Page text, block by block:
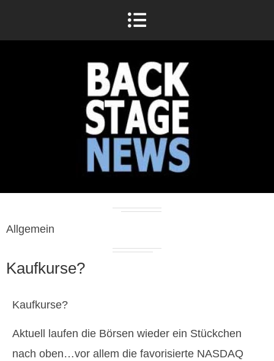
Allgemein
Kaufkurse?
Kaufkurse?
Aktuell laufen die Börsen wieder ein Stückchen
nach oben…vor allem die favorisierte NASDAQ